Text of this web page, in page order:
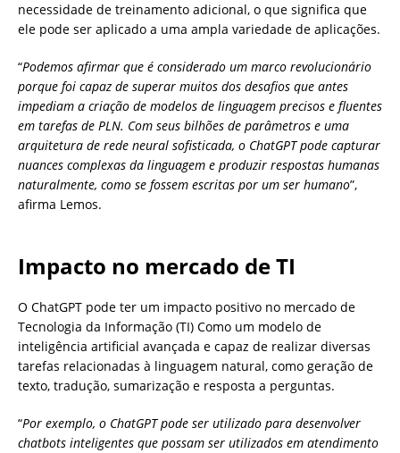
necessidade de treinamento adicional, o que significa que
ele pode ser aplicado a uma ampla variedade de aplicações.
“Podemos afirmar que é considerado um marco revolucionário
porque foi capaz de superar muitos dos desafios que antes
impediam a criação de modelos de linguagem precisos e fluentes
em tarefas de PLN. Com seus bilhões de parâmetros e uma
arquitetura de rede neural sofisticada, o ChatGPT pode capturar
nuances complexas da linguagem e produzir respostas humanas
naturalmente, como se fossem escritas por um ser humano”,
afirma Lemos.
Impacto no mercado de TI
O ChatGPT pode ter um impacto positivo no mercado de
Tecnologia da Informação (TI) Como um modelo de
inteligência artificial avançada e capaz de realizar diversas
tarefas relacionadas à linguagem natural, como geração de
texto, tradução, sumarização e resposta a perguntas.
“Por exemplo, o ChatGPT pode ser utilizado para desenvolver
chatbots inteligentes que possam ser utilizados em atendimento